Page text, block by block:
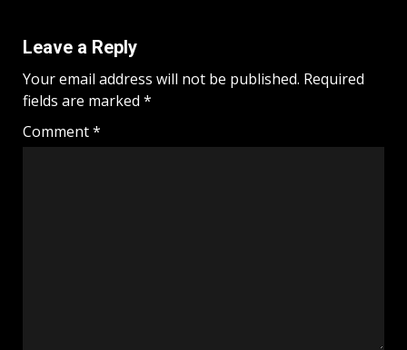
Leave a Reply
Your email address will not be published. Required
fields are marked *
Comment*